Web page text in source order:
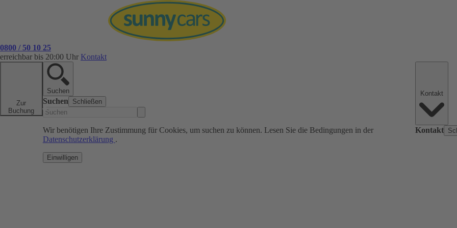
0800 / 50 10 25
erreichbar bis 20:00 Uhr Kontakt
Zur
Buchung
Suchen
Suchen Schließen
Wir benötigen Ihre Zustimmung für Cookies, um suchen zu können. Lesen Sie die Bedingungen in der
Datenschutzerklärung .
Einwilligen
Kontakt